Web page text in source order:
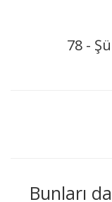
78 -
Bunları